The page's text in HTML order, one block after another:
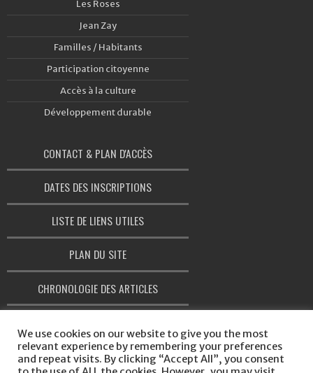
Les Roses
Jean Zay
Familles / Habitants
Participation citoyenne
Accès à la culture
Développement durable
CONTACT & PLAN D'ACCÈS
DATES DES INSCRIPTIONS
LISTE DE LIENS UTILES
PLAN DU SITE
CHRONOLOGIE DES ARTICLES
We use cookies on our website to give you the most
relevant experience by remembering your preferences
and repeat visits. By clicking “Accept All”, you consent